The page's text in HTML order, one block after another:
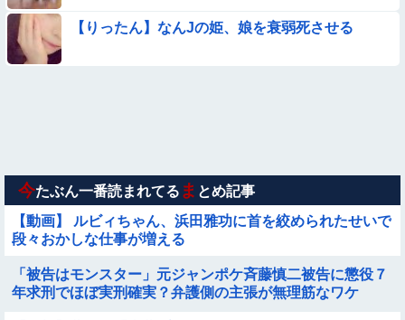
【動画あり】ボーイッシュ美少女「どうしたん？おっぱい揉
む？❤」
て炎上
【りったん】なんJの姫、娘を衰弱死させる
今たぶん一番読まれてる ま とめ記事
【動画】 ルビィちゃん、浜田雅功に首を絞められたせいで
段々おかしな仕事が増える
「被告はモンスター」元ジャンポケ斉藤慎二被告に懲役７
年求刑でほぼ実刑確実？弁護側の主張が無理筋なワケ